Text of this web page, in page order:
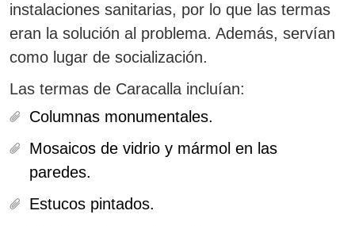
instalaciones sanitarias, por lo que las termas
eran la solución al problema. Además, servían
como lugar de socialización.
Las termas de Caracalla incluían:
Columnas monumentales.
Mosaicos de vidrio y mármol en las
paredes.
Estucos pintados.